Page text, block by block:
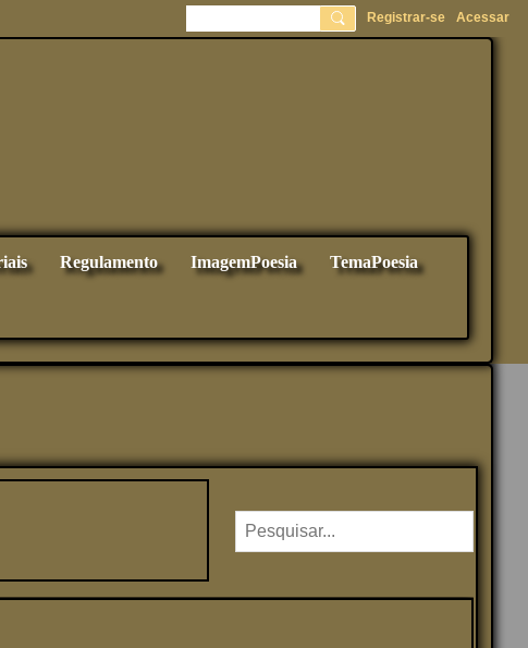
Registrar-se Acessar
Regulamento ImagemPoesia TemaPoesia